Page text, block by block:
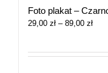
Foto plakat –
29,00 zł – 89,00 zł